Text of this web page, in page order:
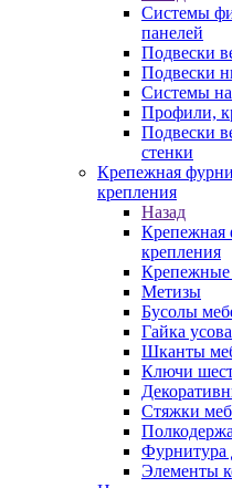
Системы
панелей
Подвески
Подвески
Системы
Профили,
Подвески
стенки
Крепежная
крепления
Назад
Крепежная
крепления
Крепежные
Метизы
Бусолы
Гайка
Шканты
Ключи
Стяжки
Фурнитура
Элементы